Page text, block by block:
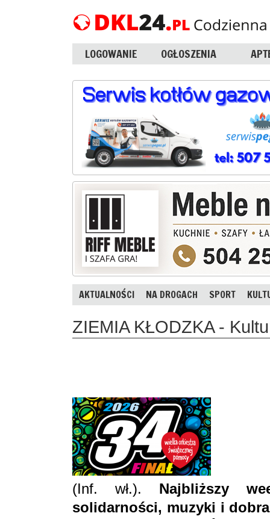
LOGOWANIE OGŁOSZENIA
AKTUALNOŚCI NA DROGACH SPORT
ZIEMIA KŁODZKA -
(Inf. wł.). Najbliższy
solidarności, muzyki i